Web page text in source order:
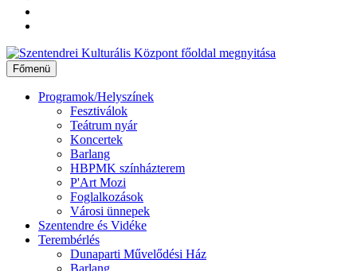
Ugrás
a
tartalomhoz
Főmenü
Programok/Helyszínek
Fesztiválok
Teátrum nyár
Koncertek
Barlang
HBPMK színházterem
P'Art Mozi
Foglalkozások
Városi ünnepek
Szentendre és Vidéke
Terembérlés
Dunaparti Művelődési Ház